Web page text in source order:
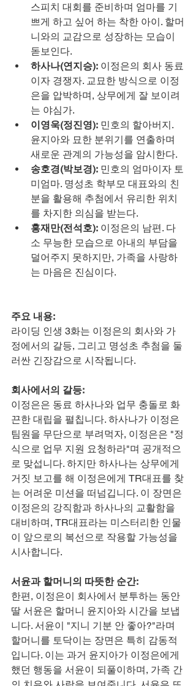
스피치 대회를 준비하며 엄마를 기
쁘게 하고 싶어 하는 착한 아이. 할머
니와의 교감으로 성장하는 모습이
돋보인다.
하사나(연지승): 이정은의 회사 동료
이자 경쟁자. 교묘한 방식으로 이정
은을 압박하며, 상무에게 잘 보이려
는 야심가.
이영욱(정진영): 민호의 할아버지.
윤지아와 묘한 분위기를 연출하며
새로운 관계의 가능성을 암시한다.
송호경(박보경): 민호의 엄마이자 토
미엄마. 명성초 학부모 대표와의 친
분을 활용해 추첨에서 유리한 위치
를 차지한 의심을 받는다.
홍재만(전석호): 이정은의 남편. 다
소 무능한 모습으로 아내의 부담을
덜어주지 못하지만, 가족을 사랑하
는 마음은 진심이다.
주요 내용:
라이딩 인생 3화는 이정은의 회사와 가
정에서의 갈등, 그리고 명성초 추첨을 둘
러싼 긴장감으로 시작됩니다.
회사에서의 갈등:
이정은은 동료 하사나와 업무 충돌로 화
끈한 대립을 펼칩니다. 하사나가 이정은
팀원을 무단으로 부려먹자, 이정은은 "정
식으로 업무 지원 요청하라"며 공개적으
로 맞섭니다. 하지만 하사나는 상무에게
거짓 보고를 해 이정은에게 TR대표를 찾
는 어려운 미션을 떠넘깁니다. 이 장면은
이정은의 강직함과 하사나의 교활함을
대비하며, TR대표라는 미스터리한 인물
이 앞으로의 복선으로 작용할 가능성을
시사합니다.
서윤과 할머니의 따뜻한 순간:
한편, 이정은이 회사에서 분투하는 동안
딸 서윤은 할머니 윤지아와 시간을 보냅
니다. 서윤이 "지니 기분 안 좋아?"라며
할머니를 토닥이는 장면은 특히 감동적
입니다. 이는 과거 윤지아가 이정은에게
했던 행동을 서윤이 되풀이하며, 가족 간